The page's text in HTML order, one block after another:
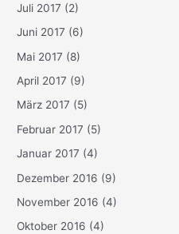
Juli 2017 (2)
Juni 2017 (6)
Mai 2017 (8)
April 2017 (9)
März 2017 (5)
Februar 2017 (5)
Januar 2017 (4)
Dezember 2016 (9)
November 2016 (4)
Oktober 2016 (4)